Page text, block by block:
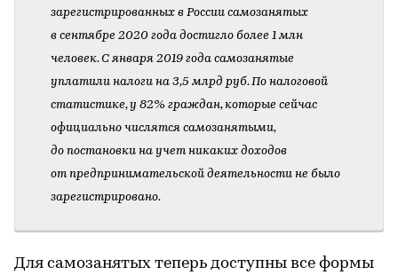
зарегистрированных в России самозанятых
в сентябре 2020 года достигло более 1 млн
человек. С января 2019 года самозанятые
уплатили налоги на 3,5 млрд руб. По налоговой
статистике, у 82% граждан, которые сейчас
официально числятся самозанятыми,
до постановки на учет никаких доходов
от предпринимательской деятельности не было
зарегистрировано.
Для самозанятых теперь доступны все формы